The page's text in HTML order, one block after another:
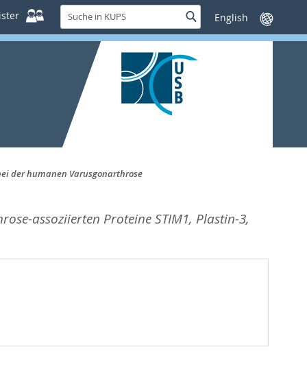
Suche
in
KUPS
SucheSprache
wechseln
der humanen Varusgonarthrose
assoziierten Proteine STIM1, Plastin-3,